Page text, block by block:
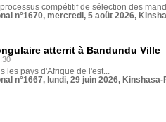
compétitif de sélection des
n°1670, mercredi, 5 août 2026,
atterrit à Bandundu Ville
les pays d'Afrique de l'est...
n°1667, lundi, 29 juin 2026,